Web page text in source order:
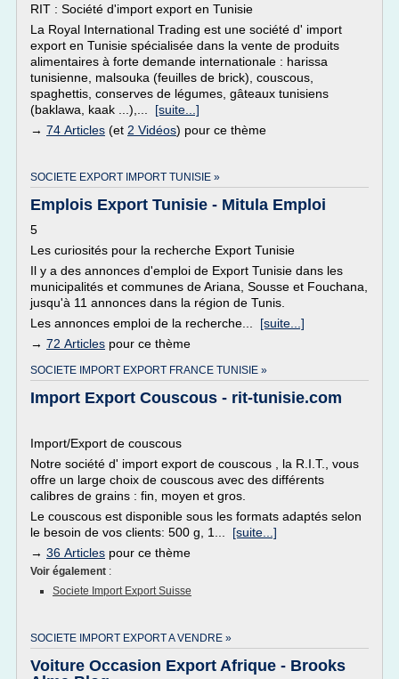
RIT : Société d'import export en Tunisie
La Royal International Trading est une société d' import
export en Tunisie spécialisée dans la vente de produits
alimentaires à forte demande internationale : harissa
tunisienne, malsouka (feuilles de brick), couscous,
spaghettis, conserves de légumes, gâteaux tunisiens
(baklawa, kaak ...),... [suite...]
→ 74 Articles (et 2 Vidéos) pour ce thème
SOCIETE EXPORT IMPORT TUNISIE »
Emplois Export Tunisie - Mitula Emploi
5
Les curiosités pour la recherche Export Tunisie
Il y a des annonces d'emploi de Export Tunisie dans les
municipalités et communes de Ariana, Sousse et Fouchana,
jusqu'à 11 annonces dans la région de Tunis.
Les annonces emploi de la recherche... [suite...]
→ 72 Articles pour ce thème
SOCIETE IMPORT EXPORT FRANCE TUNISIE »
Import Export Couscous - rit-tunisie.com
Import/Export de couscous
Notre société d' import export de couscous , la R.I.T., vous
offre un large choix de couscous avec des différents
calibres de grains : fin, moyen et gros.
Le couscous est disponible sous les formats adaptés selon
le besoin de vos clients: 500 g, 1... [suite...]
→ 36 Articles pour ce thème
Voir également :
Societe Import Export Suisse
SOCIETE IMPORT EXPORT A VENDRE »
Voiture Occasion Export Afrique - Brooks